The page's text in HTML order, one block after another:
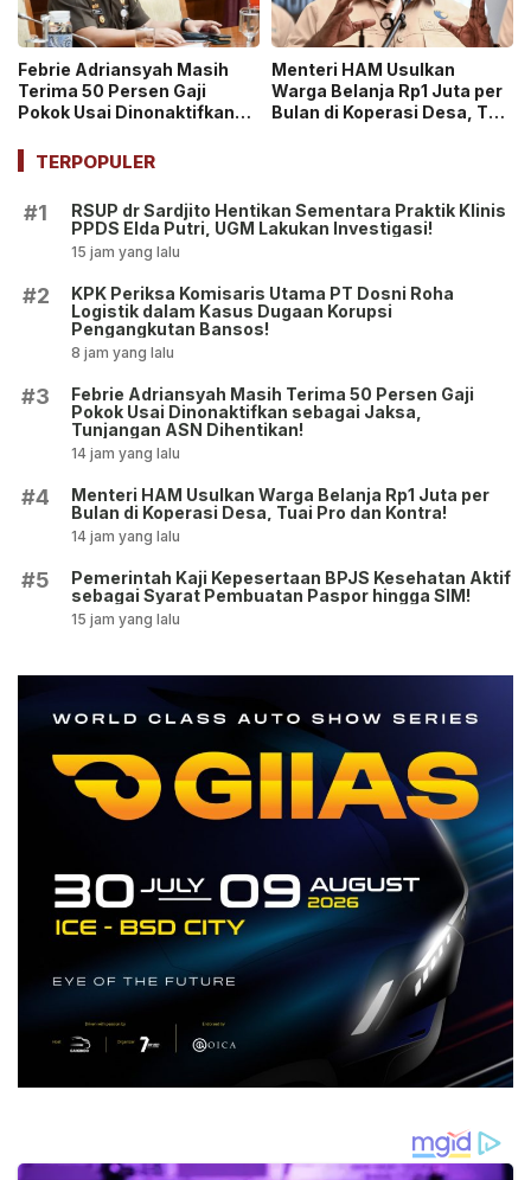
Febrie Adriansyah Masih
Terima 50 Persen Gaji
Pokok Usai Dinonaktifkan
ASN Dihentikan!
Menteri HAM Usulkan
Warga Belanja Rp1 Juta per
Bulan di Koperasi Desa, Tuai
TERPOPULER
#1
RSUP dr Sardjito Hentikan Sementara Praktik Klinis
PPDS Elda Putri, UGM Lakukan Investigasi!
15 jam yang lalu
#2
KPK Periksa Komisaris Utama PT Dosni Roha
Logistik dalam Kasus Dugaan Korupsi
Pengangkutan Bansos!
8 jam yang lalu
#3
Febrie Adriansyah Masih Terima 50 Persen Gaji
Pokok Usai Dinonaktifkan sebagai Jaksa,
Tunjangan ASN Dihentikan!
14 jam yang lalu
#4
Menteri HAM Usulkan Warga Belanja Rp1 Juta per
Bulan di Koperasi Desa, Tuai Pro dan Kontra!
14 jam yang lalu
#5
Pemerintah Kaji Kepesertaan BPJS Kesehatan Aktif
sebagai Syarat Pembuatan Paspor hingga SIM!
15 jam yang lalu